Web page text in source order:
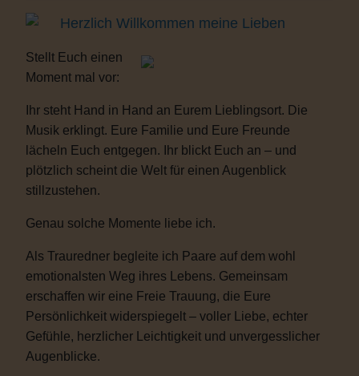
Herzlich Willkommen meine Lieben
Stellt Euch einen
Moment mal vor:
Ihr steht Hand in Hand an Eurem Lieblingsort. Die
Musik erklingt. Eure Familie und Eure Freunde
lächeln Euch entgegen. Ihr blickt Euch an – und
plötzlich scheint die Welt für einen Augenblick
stillzustehen.
Genau solche Momente liebe ich.
Als Trauredner begleite ich Paare auf dem wohl
emotionalsten Weg ihres Lebens. Gemeinsam
erschaffen wir eine Freie Trauung, die Eure
Persönlichkeit widerspiegelt – voller Liebe, echter
Gefühle, herzlicher Leichtigkeit und unvergesslicher
Augenblicke.